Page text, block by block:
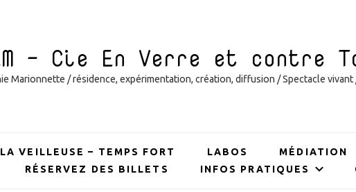
– Cie En Verre et contre
Marionnette / résidence, expérimentation, création, diffusion / Spectacle vivant
LA VEILLEUSE – TEMPS FORT LABOS MÉDIATION
RÉSERVEZ DES BILLETS
INFOS PRATIQUES